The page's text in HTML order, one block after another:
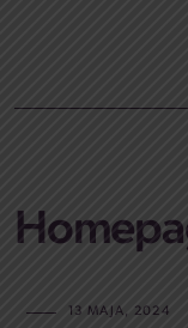
13 MAJA, 2024